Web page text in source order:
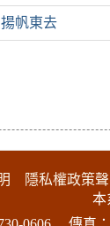
帆東去
隱私權政策
本